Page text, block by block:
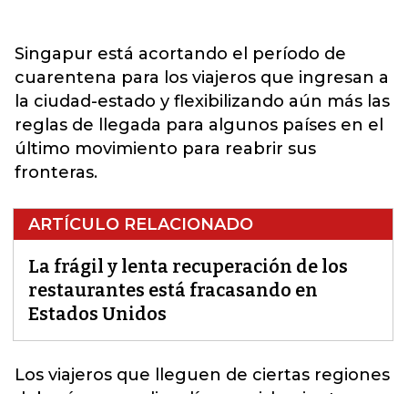
Singapur está acortando el período de
cuarentena para los viajeros que ingresan a
la ciudad-estado y flexibilizando aún más las
reglas de llegada para algunos países en el
último movimiento para reabrir sus
fronteras.
ARTÍCULO RELACIONADO
La frágil y lenta recuperación de los
restaurantes está fracasando en
Estados Unidos
Los viajeros que lleguen de ciertas regiones